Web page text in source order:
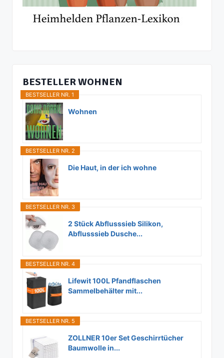
BESTELLER WOHNEN
BESTSELLER NR. 1
Wohnen
BESTSELLER NR. 2
Die Haut, in der ich wohne
BESTSELLER NR. 3
2 Stück Abflusssieb Silikon,
Abflusssieb Dusche...
BESTSELLER NR. 4
Lifewit 100L Pfandflaschen
Sammelbehälter mit...
BESTSELLER NR. 5
ZOLLNER 10er Set Geschirrtücher
Baumwolle in...